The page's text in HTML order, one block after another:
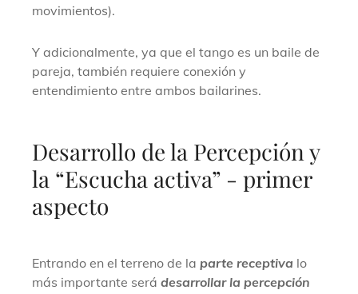
movimientos).
Y adicionalmente, ya que el tango es un baile de
pareja, también requiere conexión y
entendimiento entre ambos bailarines.
Desarrollo de la Percepción y
la “Escucha activa” - primer
aspecto
Entrando en el terreno de la parte receptiva lo
más importante será desarrollar la percepción